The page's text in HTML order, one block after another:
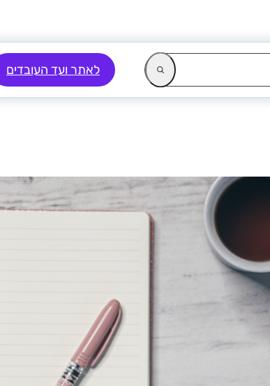
לאתר ועד העובדים